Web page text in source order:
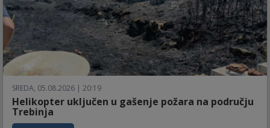
SREDA, 05.08.2026 | 20:19
Helikopter uključen u gašenje požara na području
Trebinja